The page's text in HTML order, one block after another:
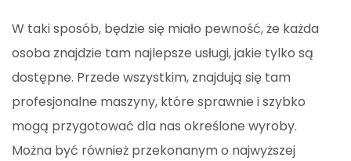
W taki sposób, będzie się miało pewność, że każda
osoba znajdzie tam najlepsze usługi, jakie tylko są
dostępne. Przede wszystkim, znajdują się tam
profesjonalne maszyny, które sprawnie i szybko
mogą przygotować dla nas określone wyroby.
Można być również przekonanym o najwyższej